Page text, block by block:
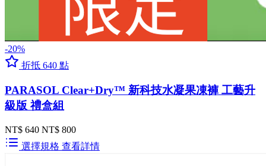
-20%
折抵 640 點
PARASOL Clear+Dry™ 新科技水凝果凍褲 工藝升
級版 禮盒組
NT$ 640 NT$ 800
選擇規格 查看詳情